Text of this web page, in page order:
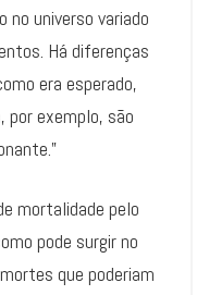
universo variado
Há diferenças
era esperado,
por exemplo, são
mortalidade pelo
pode surgir no
que poderiam